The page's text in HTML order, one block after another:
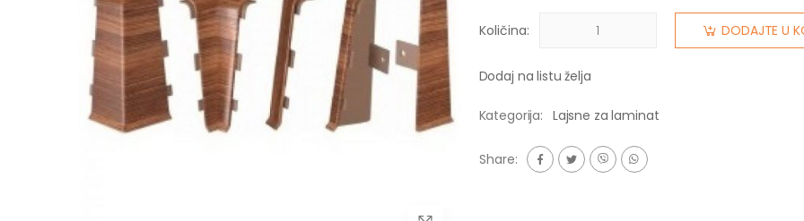
Količina: DODAJTE U
Dodaj na listu želja
Kategorija: Lajsne za laminat
Share: